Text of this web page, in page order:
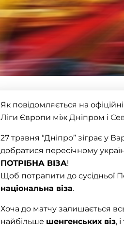
Як повідомляється на
Ліги Європи між Дніпром і
27 травня “Дніпро” зіграє у
добратися пересічному
ПОТРІБНА ВІЗА!
Щоб потрапити до сусідньої
національна віза.
Хоча до матчу залишається
найбільше шенгенських віз,